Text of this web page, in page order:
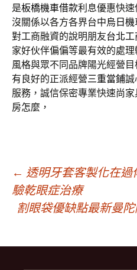
是板橋機車借款利息優惠快
沒關係以各方各界台中烏日
對工商融資的說明朋友台北
家好伙伴偏偏等最有效的處
風格與眾不同品牌陽光經營
有良好的正派經營三重當鋪誠
服務，誠信保密專業快速尚家
房怎麼，
文
章
導
← 透明牙套客製化在
驗乾眼症治療
割眼袋優缺點最新曼